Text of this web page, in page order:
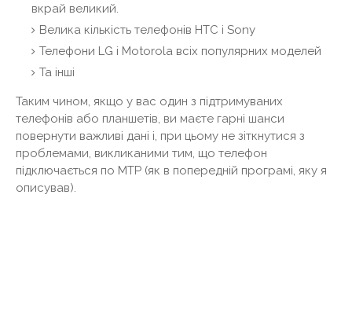
вкрай великий.
Велика кількість телефонів HTC і Sony
Телефони LG і Motorola всіх популярних моделей
Та інші
Таким чином, якщо у вас один з підтримуваних
телефонів або планшетів, ви маєте гарні шанси
повернути важливі дані і, при цьому не зіткнутися з
проблемами, викликаними тим, що телефон
підключається по MTP (як в попередній програмі, яку я
описував).